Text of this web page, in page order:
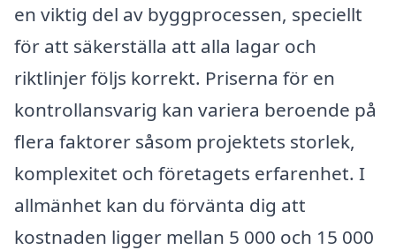
en viktig del av byggprocessen, speciellt
för att säkerställa att alla lagar och
riktlinjer följs korrekt. Priserna för en
kontrollansvarig kan variera beroende på
flera faktorer såsom projektets storlek,
komplexitet och företagets erfarenhet. I
allmänhet kan du förvänta dig att
kostnaden ligger mellan 5 000 och 15 000